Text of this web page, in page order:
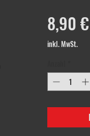
8,90 €
inkl. MwSt.